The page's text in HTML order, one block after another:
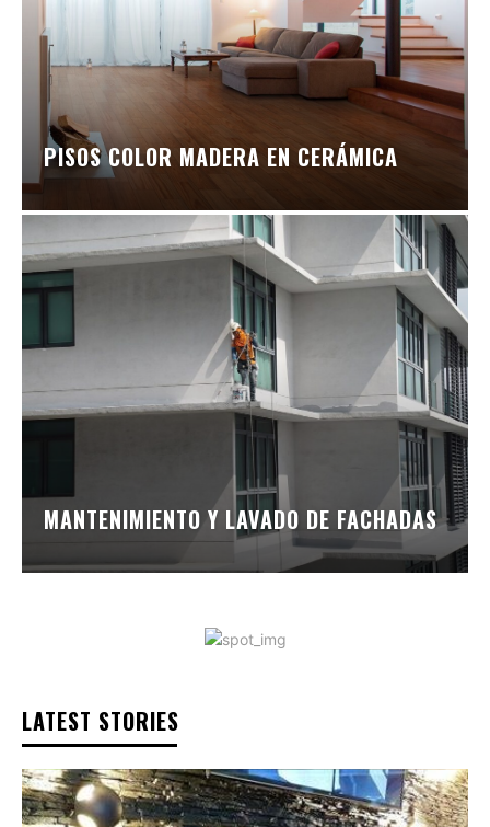
PISOS COLOR MADERA EN CERÁMICA
MANTENIMIENTO Y LAVADO DE FACHADAS
LATEST STORIES